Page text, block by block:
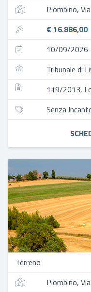
Piombino,
€ 16.886,00
10/09/2026
Tribunale di
119/2013,
Senza
Terreno
Piombino,